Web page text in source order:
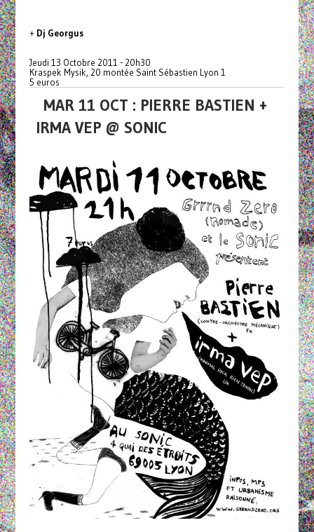
+ Dj Georgus
Jeudi 13 Octobre 2011 - 20h30
Kraspek Mysik, 20 montée Saint Sébastien Lyon 1
5 euros
MAR 11 OCT : PIERRE BASTIEN +
IRMA VEP @ SONIC